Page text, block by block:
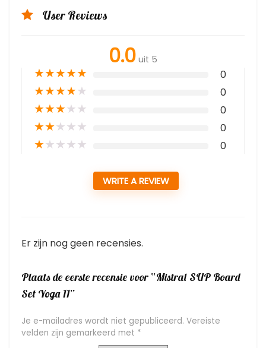
User Reviews
0.0 uit 5
★★★★★ 0
★★★★★ 0
★★★★★ 0
★★★★★ 0
★★★★★ 0
WRITE A REVIEW
Er zijn nog geen recensies.
Plaats de eerste recensie voor “Mistral SUP Board
Set Yoga 11”
Je e-mailadres wordt niet gepubliceerd. Vereiste
velden zijn gemarkeerd met *